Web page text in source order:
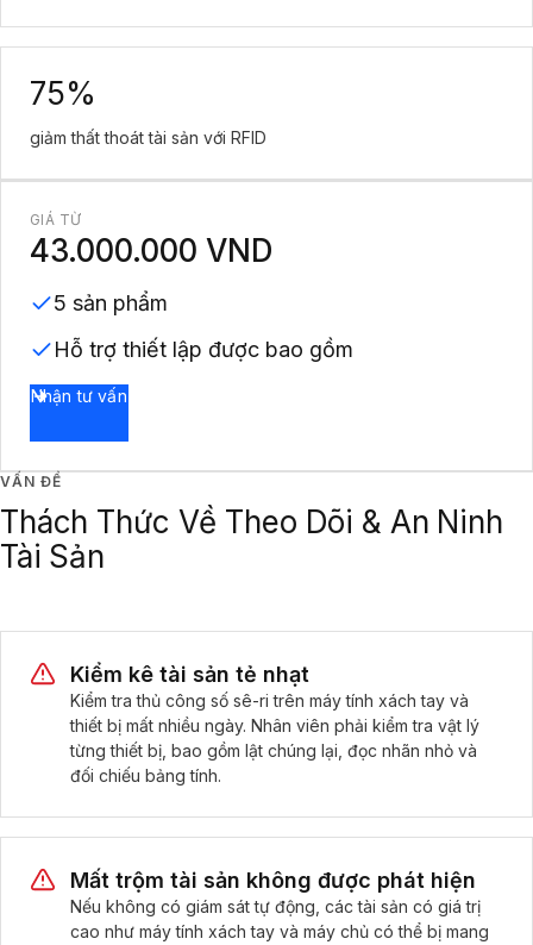
75%
giảm thất thoát tài sản với RFID
GIÁ TỪ
43.000.000 VND
5 sản phẩm
Hỗ trợ thiết lập được bao gồm
Nhận tư vấn
VẤN ĐỀ
Thách Thức Về Theo Dõi & An Ninh
Tài Sản
Kiểm kê tài sản tẻ nhạt
Kiểm tra thủ công số sê-ri trên máy tính xách tay và
thiết bị mất nhiều ngày. Nhân viên phải kiểm tra vật lý
từng thiết bị, bao gồm lật chúng lại, đọc nhãn nhỏ và
đối chiếu bảng tính.
Mất trộm tài sản không được phát hiện
Nếu không có giám sát tự động, các tài sản có giá trị
cao như máy tính xách tay và máy chủ có thể bị mang